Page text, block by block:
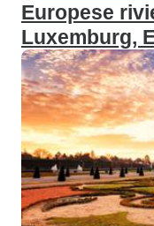
Europese
Luxemburg,